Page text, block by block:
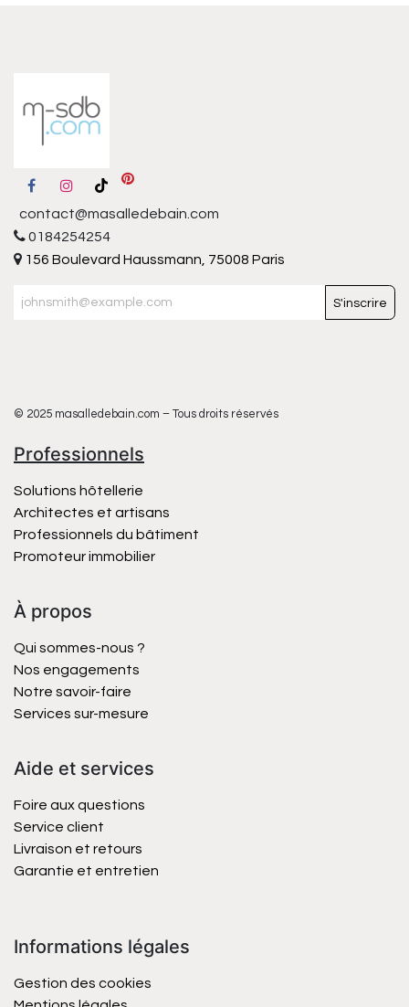
contact@masalledebain.com
0184254254
156 Boulevard Haussmann, 75008 Paris
S'inscrire
© 2025 masalledebain.com – Tous droits réservés
Professionnels
Solutions hôtellerie
Architectes et artisans
Professionnels du bâtiment
Promoteur immobilier
À propos
Qui sommes-nous ?
Nos engagements
Notre savoir-faire
Services sur-mesure
Aide et services
Foire aux questions
Service client
Livraison et retours
Garantie et entretien
Informations légales
Gestion des cookies